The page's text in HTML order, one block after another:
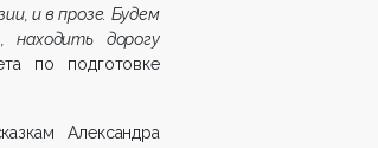
и в прозе. Будем
дорогу
по подготовке
Александра